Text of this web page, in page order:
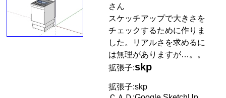
さん
スケッチアップで大きさを
チェックするために作りま
した。リアルさを求めるに
は無理がありますが…。。
拡張子:skp
拡張子:skp